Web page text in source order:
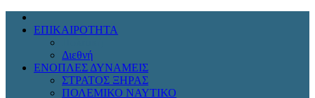
ΕΠΙΚΑΙΡΟΤΗΤΑ
Διεθνή
ΕΝΟΠΛΕΣ ΔΥΝΑΜΕΙΣ
ΣΤΡΑΤΟΣ ΞΗΡΑΣ
ΠΟΛΕΜΙΚΟ ΝΑΥΤΙΚΟ